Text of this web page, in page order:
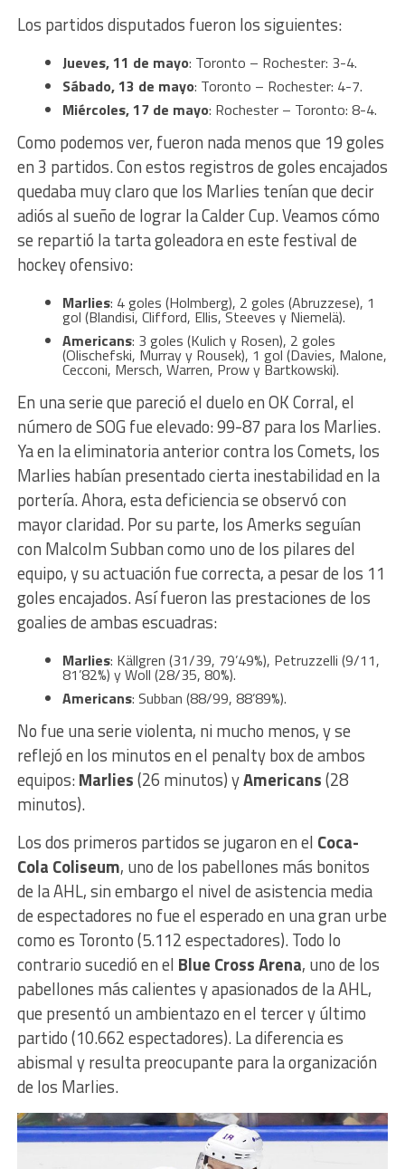
Los partidos disputados fueron los siguientes:
Jueves, 11 de mayo: Toronto – Rochester: 3-4.
Sábado, 13 de mayo: Toronto – Rochester: 4-7.
Miércoles, 17 de mayo: Rochester – Toronto: 8-4.
Como podemos ver, fueron nada menos que 19 goles
en 3 partidos. Con estos registros de goles encajados
quedaba muy claro que los Marlies tenían que decir
adiós al sueño de lograr la Calder Cup. Veamos cómo
se repartió la tarta goleadora en este festival de
hockey ofensivo:
Marlies: 4 goles (Holmberg), 2 goles (Abruzzese), 1
gol (Blandisi, Clifford, Ellis, Steeves y Niemelä).
Americans: 3 goles (Kulich y Rosen), 2 goles
(Olischefski, Murray y Rousek), 1 gol (Davies, Malone,
Cecconi, Mersch, Warren, Prow y Bartkowski).
En una serie que pareció el duelo en OK Corral, el
número de SOG fue elevado: 99-87 para los Marlies.
Ya en la eliminatoria anterior contra los Comets, los
Marlies habían presentado cierta inestabilidad en la
portería. Ahora, esta deficiencia se observó con
mayor claridad. Por su parte, los Amerks seguían
con Malcolm Subban como uno de los pilares del
equipo, y su actuación fue correcta, a pesar de los 11
goles encajados. Así fueron las prestaciones de los
goalies de ambas escuadras:
Marlies: Källgren (31/39, 79’49%), Petruzzelli (9/11,
81’82%) y Woll (28/35, 80%).
Americans: Subban (88/99, 88’89%).
No fue una serie violenta, ni mucho menos, y se
reflejó en los minutos en el penalty box de ambos
equipos:Marlies(26 minutos) yAmericans(28
minutos).
Los dos primeros partidos se jugaron en el Coca-
Cola Coliseum, uno de los pabellones más bonitos
de la AHL, sin embargo el nivel de asistencia media
de espectadores no fue el esperado en una gran urbe
como es Toronto (5.112 espectadores). Todo lo
contrario sucedió en el Blue Cross Arena, uno de los
pabellones más calientes y apasionados de la AHL,
que presentó un ambientazo en el tercer y último
partido (10.662 espectadores). La diferencia es
abismal y resulta preocupante para la organización
de los Marlies.